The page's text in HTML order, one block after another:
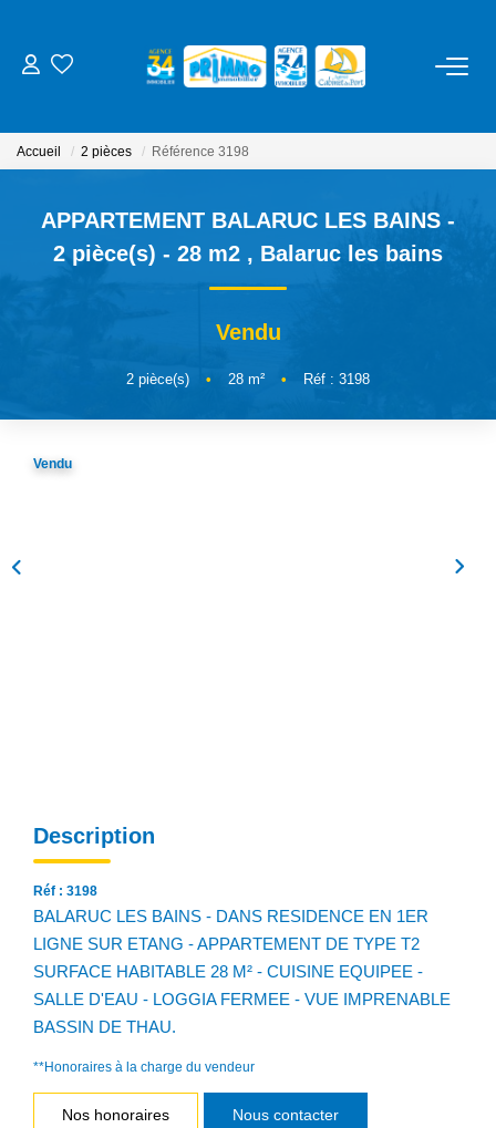
ESTIMER
Accueil 2 pièces Référence 3198
APPARTEMENT BALARUC LES BAINS -
2 pièce(s) - 28 m2 , Balaruc les bains
Vendu
2 pièce(s) • 28 m² • Réf : 3198
Vendu
Description
Réf : 3198
BALARUC LES BAINS - DANS RESIDENCE EN 1ER
LIGNE SUR ETANG - APPARTEMENT DE TYPE T2
SURFACE HABITABLE 28 M² - CUISINE EQUIPEE -
SALLE D'EAU - LOGGIA FERMEE - VUE IMPRENABLE
BASSIN DE THAU.
**Honoraires à la charge du vendeur
Nos honoraires Nous contacter